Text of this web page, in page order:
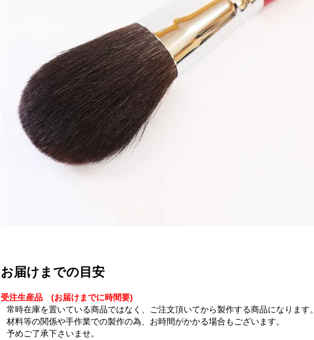
お届けまでの目安
受注生産品 (お届けまでに時間要)
常時在庫を置いている商品ではなく、ご注文頂いてから製作する商品になります。
材料等の関係や手作業での製作の為、お時間がかかる場合もございます。
予めご了承下さいませ。